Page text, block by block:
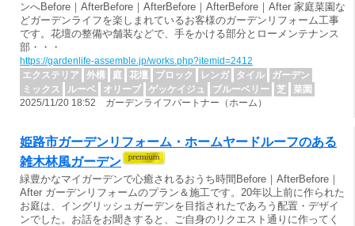
ンへBefore｜AfterBefore｜AfterBefore｜AfterBefore｜After 家庭菜園な
どガーデンライフを楽しまれているお客様のガーデンリフォーム工事
です。花壇の整備や舗装などで、手をかける部分とローメンテナンス
部・・・
https://gardenlife-assemble.jp/works.php?itemid=2412
エクステリア
外構 庭 花壇 ブロック レンガ タイル
ガーデン
ミックス
ルーベ オリーブ ゲッケイジュ ブルーベリー 芝
菜園
2025/11/20 18:52 ガーデンライフパートナー（ホーム）
姫路市ガーデンリフォーム・ホームヤードルーフのある
雑木林風ガーデン
緑豊かなマイガーデンで心癒されるおうち時間Before｜AfterBefore｜
After ガーデンリフォームのプラン＆施工です。20年以上前に作られた
お庭は、イングリッシュガーデンを目指されたであろう配置・デザイ
ンでした。お話をお聞きすると、ご自身のリクエスト通りに作ってく